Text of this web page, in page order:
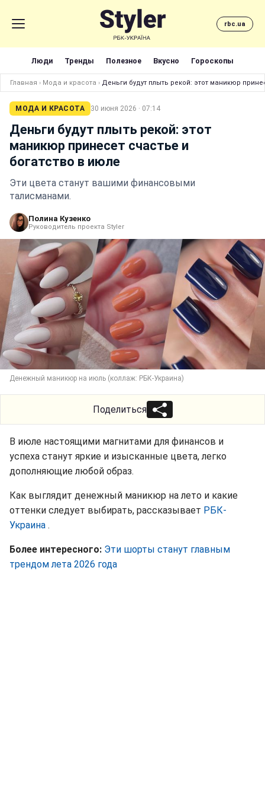
rbc.ua
Люди Тренды Полезное Вкусно Гороскопы
Главная › Мода и красота › Деньги будут плыть рекой: этот маникюр
МОДА И КРАСОТА 30 июня 2026 · 07:14
Деньги будут плыть рекой: этот
маникюр принесет счастье и
богатство в июле
Эти цвета станут вашими финансовыми
талисманами.
Полина Кузенко
Руководитель проекта Styler
Денежный маникюр на июль (коллаж: РБК-Украина)
Поделиться
В июле настоящими магнитами для финансов и
успеха станут яркие и изысканные цвета, легко
дополняющие любой образ.
Как выглядит денежный маникюр на лето и какие
оттенки следует выбирать, рассказывает РБК-
Украина .
Более интересного: Эти шорты станут главным
трендом лета 2026 года